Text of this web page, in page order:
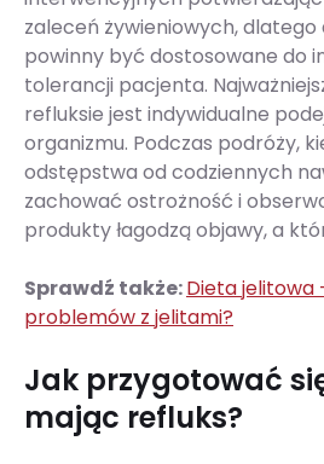
zaleceń żywieniowych,
powinny być dostosowane do
tolerancji pacjenta.
refluksie jest indywidualne
organizmu. Podczas podróży,
odstępstwa od codziennych
zachować ostrożność i
produkty łagodzą objawy, a
Sprawdź także:Dieta jelitowa
problemów z jelitami?
Jak przygotować
mając refluks?